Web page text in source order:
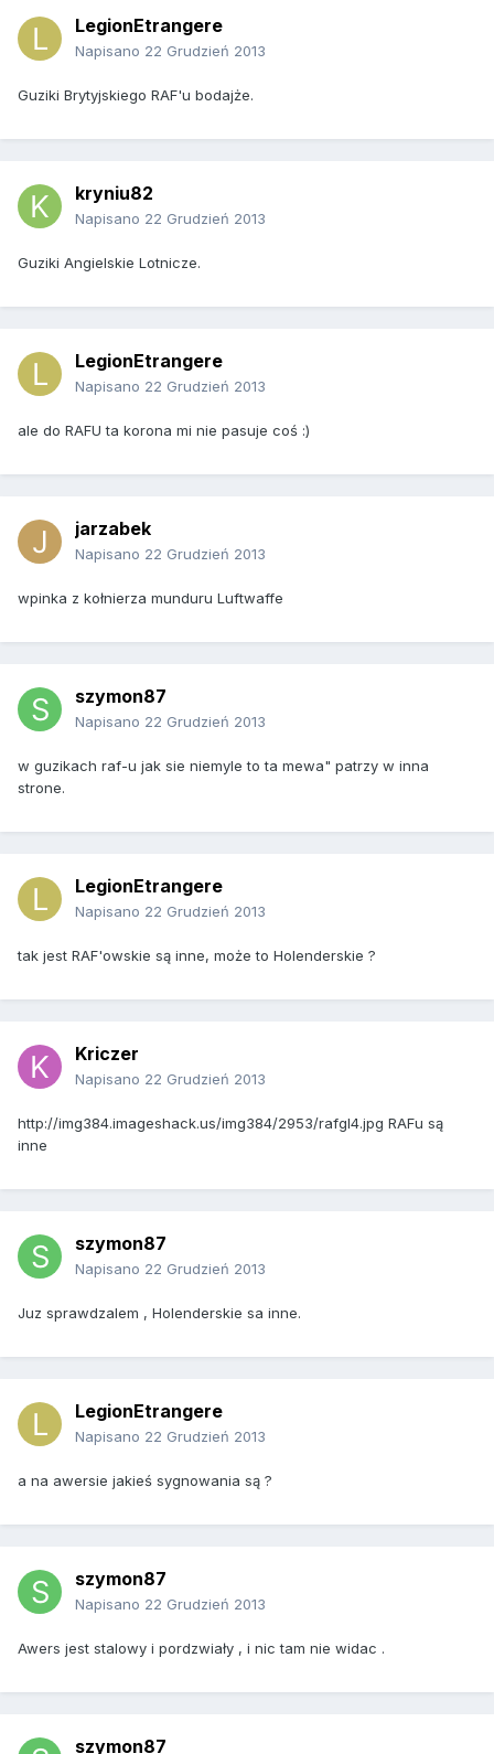
LegionEtrangere
Napisano 22 Grudzień 2013
Guziki Brytyjskiego RAF'u bodajże.
kryniu82
Napisano 22 Grudzień 2013
Guziki Angielskie Lotnicze.
LegionEtrangere
Napisano 22 Grudzień 2013
ale do RAFU ta korona mi nie pasuje coś :)
jarzabek
Napisano 22 Grudzień 2013
wpinka z kołnierza munduru Luftwaffe
szymon87
Napisano 22 Grudzień 2013
w guzikach raf-u jak sie niemyle to ta mewa" patrzy w inna
strone.
LegionEtrangere
Napisano 22 Grudzień 2013
tak jest RAF'owskie są inne, może to Holenderskie ?
Kriczer
Napisano 22 Grudzień 2013
http://img384.imageshack.us/img384/2953/rafgl4.jpg RAFu są
inne
szymon87
Napisano 22 Grudzień 2013
Juz sprawdzalem , Holenderskie sa inne.
LegionEtrangere
Napisano 22 Grudzień 2013
a na awersie jakieś sygnowania są ?
szymon87
Napisano 22 Grudzień 2013
Awers jest stalowy i pordzwiały , i nic tam nie widac .
szymon87